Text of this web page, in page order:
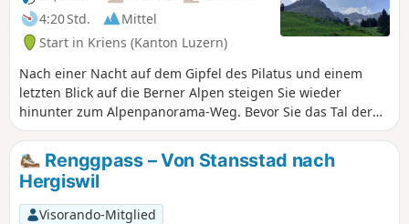
4:20 Std.
Mittel
Start in Kriens (Kanton Luzern)
Nach einer Nacht auf dem Gipfel des Pilatus und einem
letzten Blick auf die Berner Alpen steigen Sie wieder
hinunter zum Alpenpanorama-Weg. Bevor Sie das Tal der
Kleinen Emme erreichen, haben Sie noch mehrmals
Gelegenheit, das Pilatus-Massiv zu bewundern.
Renggpass – Von Stansstad nach
Hergiswil
Visorando-Mitglied